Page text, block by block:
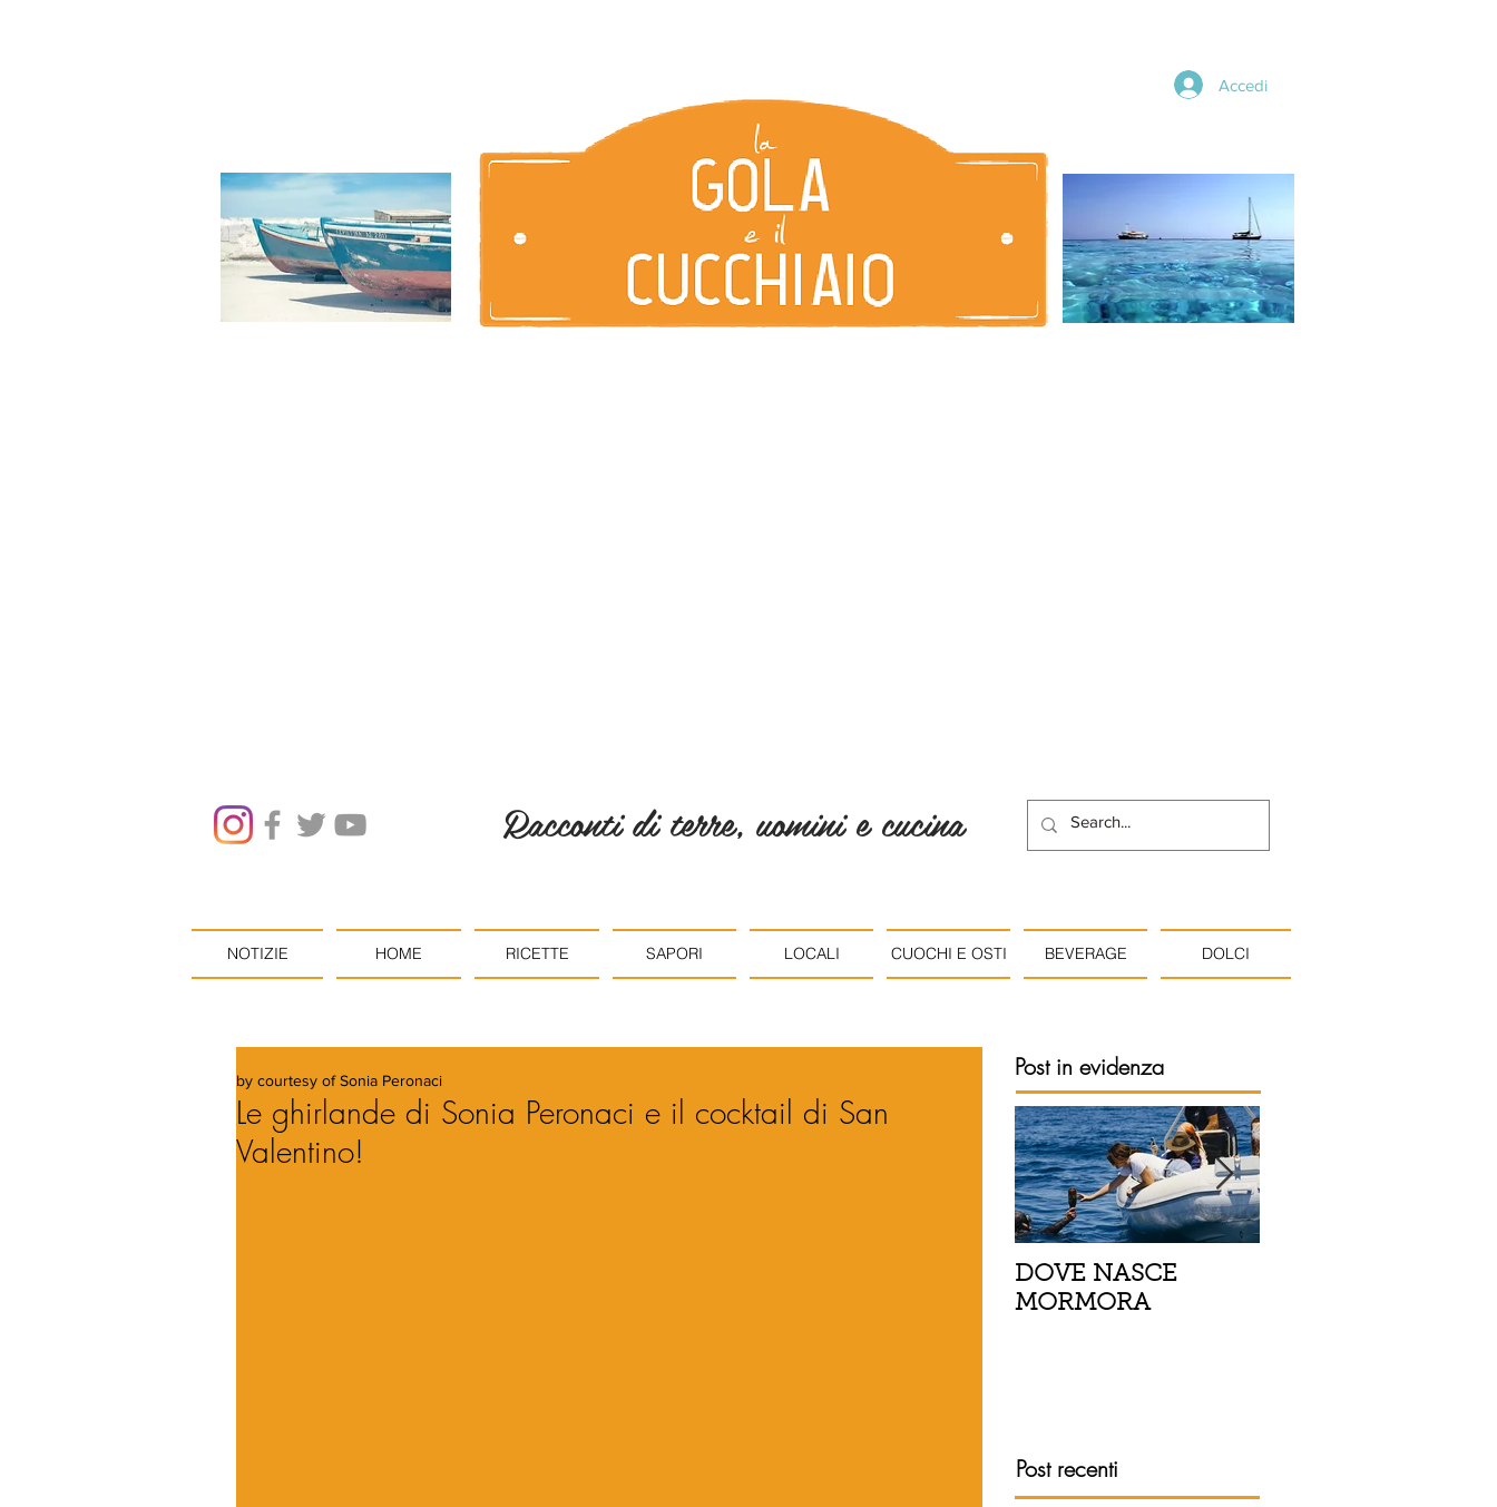
Accedi
Racconti di terre, uomini e cucina
NOTIZIE HOME RICETTE SAPORI LOCALI CUOCHI E OSTI BEVERAGE DOLCI
Le ghirlande di Sonia Peronaci e il cocktail di San
Valentino!
by courtesy of Sonia Peronaci Post in evidenza
DOVE NASCE
MORMORA
Post recenti